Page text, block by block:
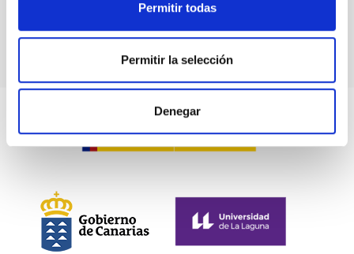
Permitir todas
Permitir la selección
Denegar
Ø 150.00 cm